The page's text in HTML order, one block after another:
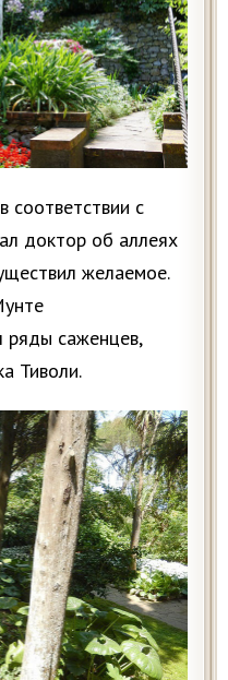
соответствии с
доктор об аллеях
желаемое.
ряды саженцев,
Тиволи.